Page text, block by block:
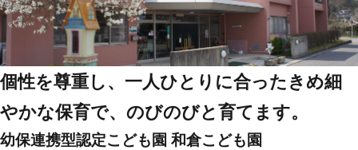
個性を尊重し、一人ひとりに合ったきめ細
やかな保育で、のびのびと育てます。
幼保連携型認定こども園 和倉こども園